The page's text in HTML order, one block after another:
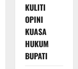
KULITI
OPINI
KUASA
HUKUM
BUPATI